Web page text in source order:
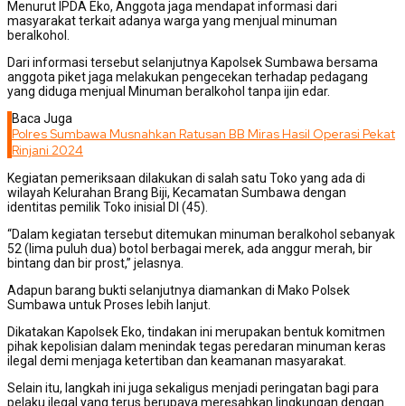
Menurut IPDA Eko, Anggota jaga mendapat informasi dari
masyarakat terkait adanya warga yang menjual minuman
beralkohol.
Dari informasi tersebut selanjutnya Kapolsek Sumbawa bersama
anggota piket jaga melakukan pengecekan terhadap pedagang
yang diduga menjual Minuman beralkohol tanpa ijin edar.
Baca Juga
Polres Sumbawa Musnahkan Ratusan BB Miras Hasil Operasi Pekat
Rinjani 2024
Kegiatan pemeriksaan dilakukan di salah satu Toko yang ada di
wilayah Kelurahan Brang Biji, Kecamatan Sumbawa dengan
identitas pemilik Toko inisial DI (45).
“Dalam kegiatan tersebut ditemukan minuman beralkohol sebanyak
52 (lima puluh dua) botol berbagai merek, ada anggur merah, bir
bintang dan bir prost,” jelasnya.
Adapun barang bukti selanjutnya diamankan di Mako Polsek
Sumbawa untuk Proses lebih lanjut.
Dikatakan Kapolsek Eko, tindakan ini merupakan bentuk komitmen
pihak kepolisian dalam menindak tegas peredaran minuman keras
ilegal demi menjaga ketertiban dan keamanan masyarakat.
Selain itu, langkah ini juga sekaligus menjadi peringatan bagi para
pelaku ilegal yang terus berupaya meresahkan lingkungan dengan